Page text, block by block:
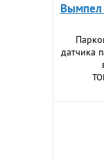
Вымпел
датчика